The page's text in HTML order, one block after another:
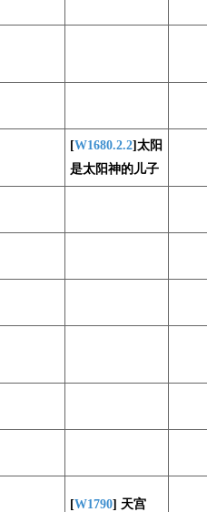
[W1680.2.2]太阳
是太阳神的儿子
[W1790] 天宫